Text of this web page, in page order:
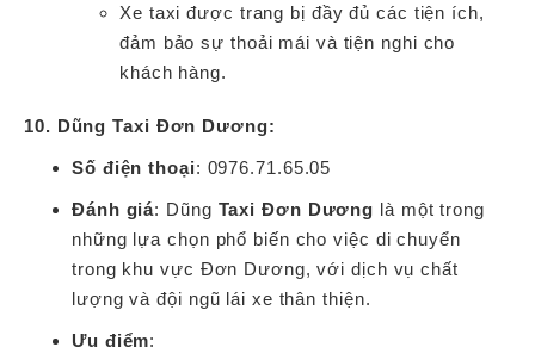
Xe taxi được trang bị đầy đủ các tiện ích,
đảm bảo sự thoải mái và tiện nghi cho
khách hàng.
10. Dũng Taxi Đơn Dương:
Số điện thoại: 0976.71.65.05
Đánh giá: Dũng Taxi Đơn Dương là một trong
những lựa chọn phổ biến cho việc di chuyển
trong khu vực Đơn Dương, với dịch vụ chất
lượng và đội ngũ lái xe thân thiện.
Ưu điểm: